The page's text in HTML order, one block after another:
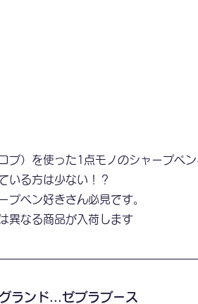
ブ）を使った1点モノのシャープペ
いる方は少ない！？
プペン好きさん必見です。
異なる商品が入荷します
ランド...ゼブラブース